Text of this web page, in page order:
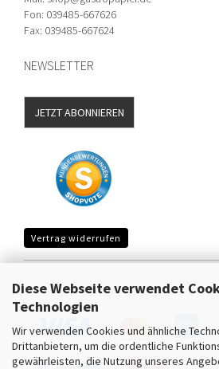
Diese Webseite verwendet
Technologien
Wir verwenden Cookies und ähnliche
Drittanbietern, um die ordentliche
gewährleisten, die Nutzung unseres
Fon: 039485-667626
Fax: 039485-667624
NEWSLETTER
JETZT ABONNIEREN
Vertrag widerrufen
SICHER EINKAUFEN MIT